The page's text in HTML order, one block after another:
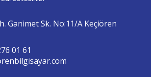
Ganimet Sk. No:11/A Keçiören
01 61